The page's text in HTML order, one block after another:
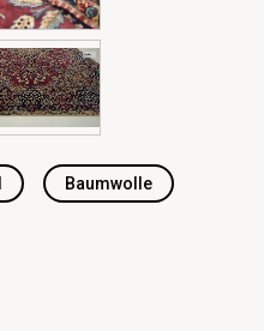
Baumwolle